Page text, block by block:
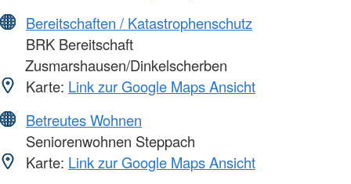
Bereitschaften / Katastrophenschutz
BRK Bereitschaft
Zusmarshausen/Dinkelscherben
Karte: Link zur Google Maps Ansicht
Betreutes Wohnen
Seniorenwohnen Steppach
Karte: Link zur Google Maps Ansicht